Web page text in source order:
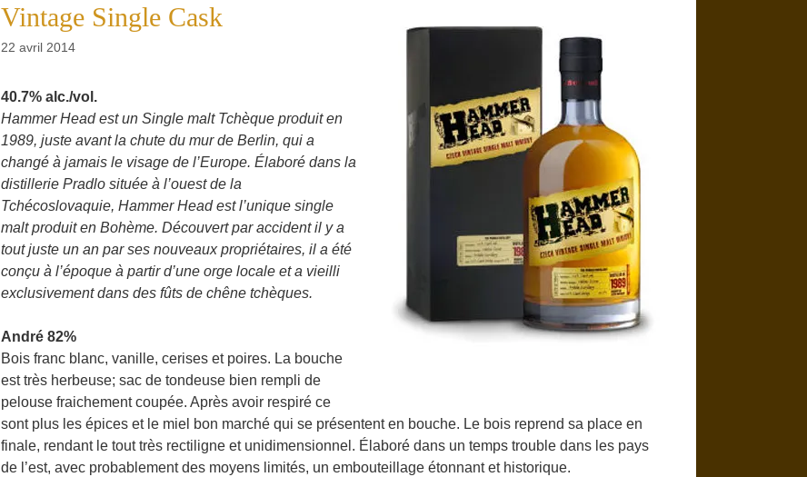
Vintage Single Cask
22 avril 2014
40.7% alc./vol.
Hammer Head est un Single malt Tchèque produit en
1989, juste avant la chute du mur de Berlin, qui a
changé à jamais le visage de l’Europe. Élaboré dans la
distillerie Pradlo située à l’ouest de la
Tchécoslovaquie, Hammer Head est l’unique single
malt produit en Bohème. Découvert par accident il y a
tout juste un an par ses nouveaux propriétaires, il a été
conçu à l’époque à partir d’une orge locale et a vieilli
exclusivement dans des fûts de chêne tchèques.
André 82%
Bois franc blanc, vanille, cerises et poires. La bouche
est très herbeuse; sac de tondeuse bien rempli de
pelouse fraichement coupée. Après avoir respiré ce
sont plus les épices et le miel bon marché qui se présentent en bouche. Le bois reprend sa place en
finale, rendant le tout très rectiligne et unidimensionnel. Élaboré dans un temps trouble dans les pays
de l’est, avec probablement des moyens limités, un embouteillage étonnant et historique.